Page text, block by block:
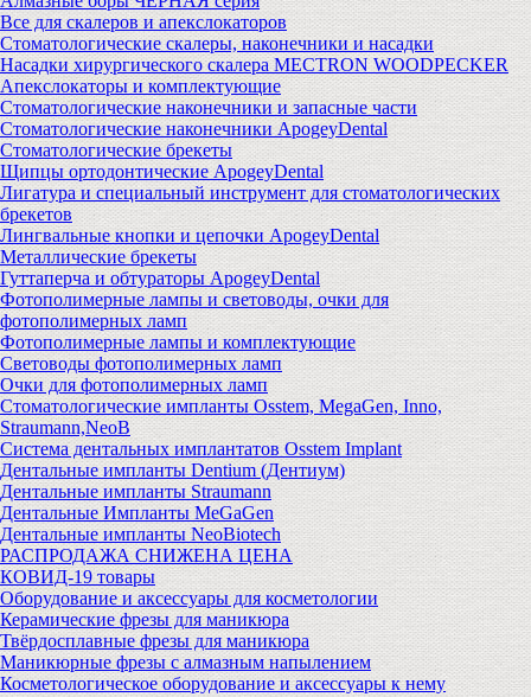
Все для скалеров и апекслокаторов
Стоматологические скалеры, наконечники и насадки
Насадки хирургического скалера MECTRON WOODPECKER
Апекслокаторы и комплектующие
Стоматологические наконечники и запасные части
Стоматологические наконечники ApogeyDental
Стоматологические брекеты
Щипцы ортодонтические ApogeyDental
Лигатура и специальный инструмент для стоматологических
брекетов
Лингвальные кнопки и цепочки ApogeyDental
Металлические брекеты
Гуттаперча и обтураторы ApogeyDental
Фотополимерные лампы и световоды, очки для
фотополимерных ламп
Фотополимерные лампы и комплектующие
Световоды фотополимерных ламп
Очки для фотополимерных ламп
Стоматологические импланты Osstem, MegaGen, Inno,
Straumann,NeoB
Система дентальных имплантатов Osstem Implant
Дентальные импланты Dentium (Дентиум)
Дентальные импланты Straumann
Дентальные Импланты MeGaGen
Дентальные импланты NeoBiotech
РАСПРОДАЖА СНИЖЕНА ЦЕНА
КОВИД-19 товары
Оборудование и аксессуары для косметологии
Керамические фрезы для маникюра
Твёрдосплавные фрезы для маникюра
Маникюрные фрезы с алмазным напылением
Косметологическое оборудование и аксессуары к нему